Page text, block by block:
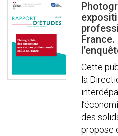
Cette
la
des
propose